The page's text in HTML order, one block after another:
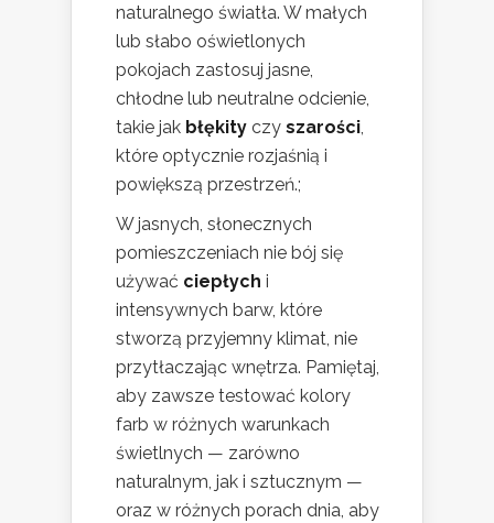
naturalnego światła. W małych
lub słabo oświetlonych
pokojach zastosuj jasne,
chłodne lub neutralne odcienie,
takie jak błękity czy szarości,
które optycznie rozjaśnią i
powiększą przestrzeń.;
W jasnych, słonecznych
pomieszczeniach nie bój się
używać ciepłych i
intensywnych barw, które
stworzą przyjemny klimat, nie
przytłaczając wnętrza. Pamiętaj,
aby zawsze testować kolory
farb w różnych warunkach
świetlnych — zarówno
naturalnym, jak i sztucznym —
oraz w różnych porach dnia, aby